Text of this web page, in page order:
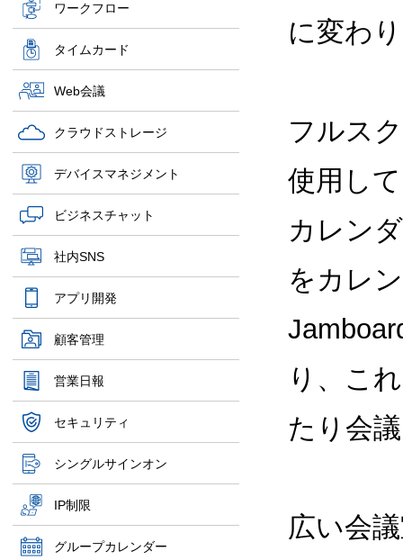
ワークフロー
タイムカード
Web会議
クラウドストレージ
デバイスマネジメント
ビジネスチャット
社内SNS
アプリ開発
顧客管理
営業日報
セキュリティ
シングルサインオン
IP制限
グループカレンダー
に変わ
フルス
使用し
カレン
をカレ
り、こ
たり会
広い会